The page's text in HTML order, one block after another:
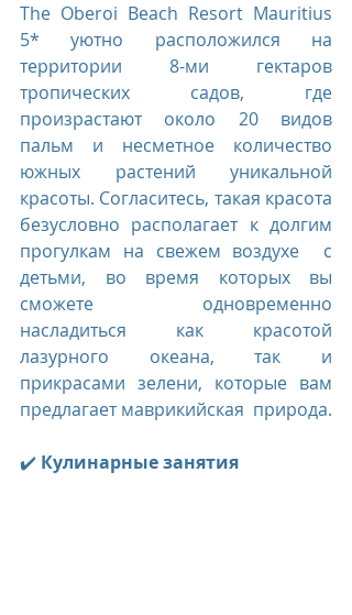
The Oberoi Beach Resort Mauritius
5* уютно расположился на
территории 8-ми гектаров
тропических садов, где
произрастают около 20 видов
пальм и несметное количество
южных растений уникальной
красоты. Согласитесь, такая красота
безусловно располагает к долгим
прогулкам на свежем воздухе  с
детьми, во время которых вы
сможете одновременно
насладиться как красотой
лазурного океана, так и
прикрасами зелени, которые вам
предлагает маврикийская  природа.
✔️ Кулинарные занятия